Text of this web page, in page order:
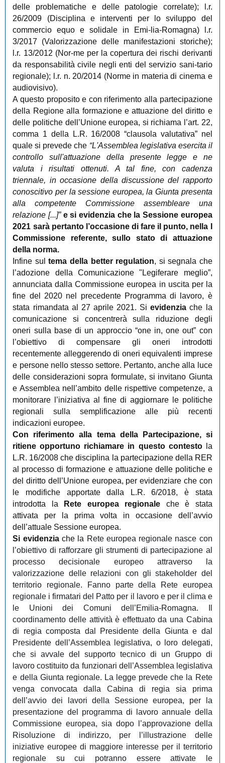
delle problematiche e delle patologie correlate); l.r.
26/2009 (Disciplina e interventi per lo sviluppo del
commercio equo e solidale in Emi-lia-Romagna) l.r.
3/2017
(Valorizzazione delle manifestazioni storiche);
l.r. 13/2012 (Nor-me per la copertura dei rischi derivanti
da responsabilità civile negli enti del servizio sani-tario
regionale); l.r. n. 20/2014 (Norme in materia di cinema e
audiovisivo).
A questo proposito e con riferimento alla partecipazione
della Regione alla formazione e attuazione del diritto e
delle politiche dell’Unione europea, si richiama l’art. 22,
comma 1 della L.R. 16/2008 “clausola valutativa” nel
quale si prevede che “L'Assemblea legislativa esercita il
controllo sull'attuazione della presente legge e ne
valuta i risultati ottenuti. A tal fine, con cadenza
triennale, in occasione della discussione del rapporto
conoscitivo per la sessione europea, la Giunta presenta
alla competente Commissione assembleare una
relazione [...]” e si evidenzia che la Sessione europea
2021 sarà pertanto l’occasione di fare il punto, nella I
Commissione referente, sullo stato di attuazione
della norma.
Infine sultema della better regulation, si segnala che
l’adozione della Comunicazione "Legiferare meglio”,
annunciata dalla Commissione europea in uscita per la
fine del 2020 nel precedente Programma di lavoro, è
stata rimandata al 27 aprile 2021. Sievidenzia che la
comunicazione si concentrerà sulla riduzione degli
oneri sulla base di un approccio “one in, one out” con
l’obiettivo di compensare gli oneri introdotti
recentemente alleggerendo di oneri equivalenti imprese
e persone nello stesso settore. Pertanto, anche alla luce
delle considerazioni sopra formulate, si invitano Giunta
e Assemblea nell’ambito delle rispettive competenze, a
monitorare l’iniziativa al fine di aggiornare le politiche
regionali sulla semplificazione alle più recenti
indicazioni europee.
Con riferimento alla tema della Partecipazione, si
ritiene opportuno richiamare in questo contesto
la
L.R. 16/2008 che disciplina la partecipazione della RER
al processo di formazione e attuazione delle politiche e
del diritto dell’Unione europea, per evidenziare che con
le modifiche apportate dalla L.R. 6/2018, è stata
introdotta la
Rete europea regionale che è stata
attivata per la prima volta in occasione dell’avvio
dell’attuale Sessione europea.
Si evidenziache la Rete europea regionale nasce con
l’obiettivo di rafforzare gli strumenti di partecipazione al
processo decisionale europeo attraverso la
valorizzazione delle relazioni con gli stakeholder del
territorio regionale. Fanno parte della Rete europea
regionale i firmatari del Patto per il lavoro e per il clima e
le Unioni dei Comuni dell’Emilia-Romagna. Il
coordinamento delle attività è effettuato da una Cabina
di regia composta dal Presidente della Giunta e dal
Presidente dell’Assemblea legislativa, o loro delegati,
che si avvale del supporto tecnico di un Gruppo di
lavoro costituito da funzionari dell’Assemblea legislativa
e della Giunta regionale. La legge prevede che la Rete
venga convocata dalla Cabina di regia sia prima
dell’avvio dei lavori della Sessione europea, per la
presentazione del programma di lavoro annuale della
Commissione europea, sia dopo l’approvazione della
Risoluzione di indirizzo, per l’illustrazione delle
iniziative europee di maggiore interesse per il territorio
regionale su cui potranno essere attivate le